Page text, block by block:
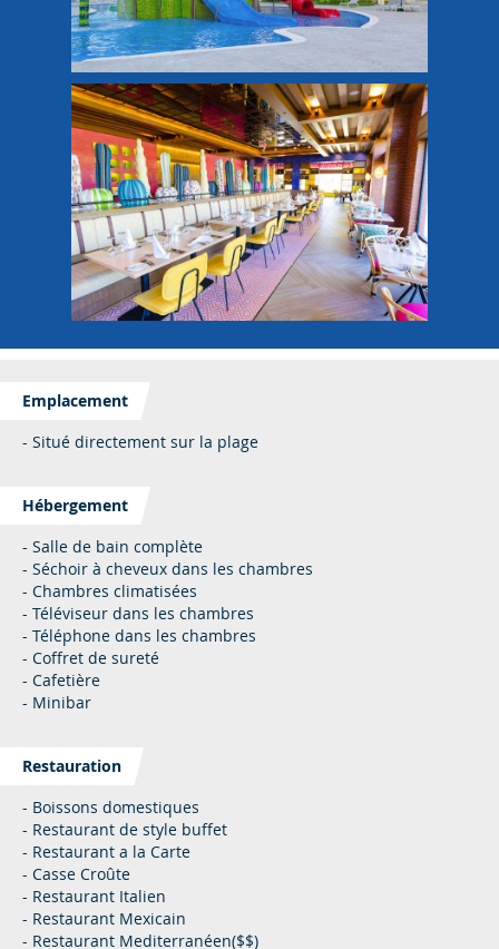
Emplacement
- Situé directement sur la plage
Hébergement
- Salle de bain complète
- Séchoir à cheveux dans les chambres
- Chambres climatisées
- Téléviseur dans les chambres
- Téléphone dans les chambres
- Coffret de sureté
- Cafetière
- Minibar
Restauration
- Boissons domestiques
- Restaurant de style buffet
- Restaurant a la Carte
- Casse Croûte
- Restaurant Italien
- Restaurant Mexicain
- Restaurant Mediterranéen($$)